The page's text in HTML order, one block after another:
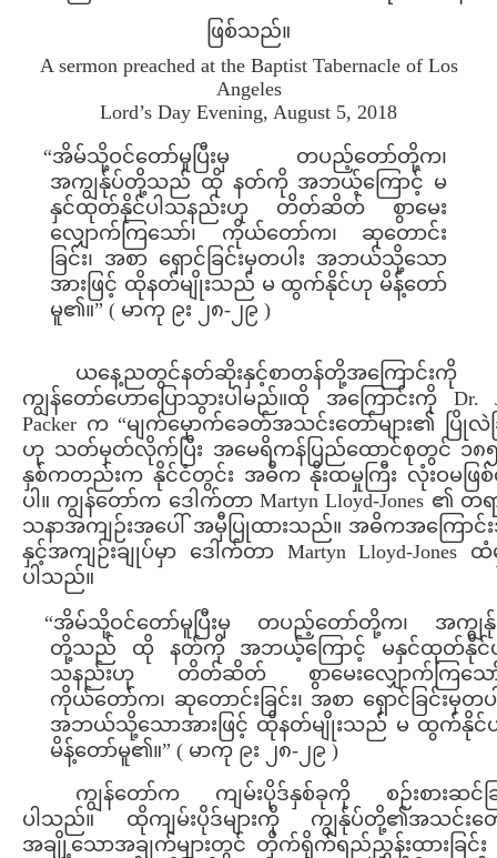
ဖြစ်သည်။
A sermon preached at the Baptist Tabernacle of Los
Angeles
Lord’s Day Evening, August 5, 2018
“အိမ်သို့ဝင်တော်မူပြီးမှ တပည့်တော်တို့က၊
အကျွန်ုပ်တို့သည် ထို နတ်ကို အဘယ့်ကြောင့် မ
နှင်ထုတ်နိုင်ပါသနည်းဟု တိတ်ဆိတ် စွာမေး
လျှောက်ကြသော်၊ ကိုယ်တော်က၊ ဆုတောင်း
ခြင်း၊ အစာ ရှောင်ခြင်းမှတပါး အဘယ်သို့သော
အားဖြင့် ထိုနတ်မျိုးသည် မ ထွက်နိုင်ဟု မိန့်တော်
မူ၏။” ( မာကု ၉း ၂၈-၂၉ )
ယနေ့ညတွင်နတ်ဆိုးနှင့်စာတန်တို့အကြောင်းကို
ကျွန်တော်ဟောပြောသွားပါမည်။ထို အကြောင်းကို Dr.
Packer က “မျက်မှောက်ခေတ်အသင်းတော်များ၏ ပြိုလဲခ
ဟု သတ်မှတ်လိုက်ပြီး အမေရိကန်ပြည်ထောင်စုတွင် ၁၈
နှစ်ကတည်းက နိုင်ငံတွင်း အဓိက နိုးထမှုကြီး လုံးဝမဖြ
ပါ။ ကျွန်တော်က ဒေါက်တာ Martyn Lloyd-Jones ၏ တရ
သနာအကျဉ်းအပေါ် အမှီပြုထားသည်။ အဓိကအကြောင်
နှင့်အကျဉ်းချုပ်မှာ ဒေါက်တာ Martyn Lloyd-Jones ထံ
ပါသည်။
“အိမ်သို့ဝင်တော်မူပြီးမှ တပည့်တော်တို့က၊ အကျွန်ု
တို့သည် ထို နတ်ကို အဘယ့်ကြောင့် မနှင်ထုတ်နိုင်ပ
သနည်းဟု တိတ်ဆိတ် စွာမေးလျှောက်ကြသော်
ကိုယ်တော်က၊ ဆုတောင်းခြင်း၊ အစာ ရှောင်ခြင်းမှတပ
အဘယ်သို့သောအားဖြင့် ထိုနတ်မျိုးသည် မ ထွက်နိုင်
မိန့်တော်မူ၏။” ( မာကု ၉း ၂၈-၂၉ )
ကျွန်တော်က ကျမ်းပိုဒ်နှစ်ခုကို စဉ်းစားဆင်ခ
ပါသည်။ ထိုကျမ်းပိုဒ်များကို ကျွန်ုပ်တို့၏အသင်းတ
အချို့သောအချက်များတွင် တိုက်ရိုက်ရည်ညွှန်းထားခြင်း